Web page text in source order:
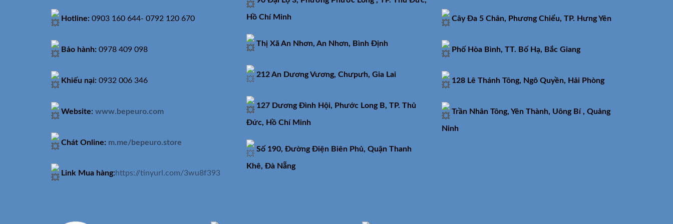
Hotline: 0903 160 644- 0792 120 670
Bảo hành: 0978 409 098
Khiếu nại: 0932 006 346
Website: www.bepeuro.com
Chát Online: m.me/bepeuro.store
Link Mua hàng:https://tinyurl.com/3wu8f393
Hồ Chí Minh
Thị Xã An Nhơn, An Nhơn, Bình Định
212 An Dương Vương, Chưpưh, Gia Lai
127 Dương Đình Hội, Phước Long B, TP. Thủ
Đức, Hồ Chí Minh
Số 190, Đường Điện Biên Phủ, Quận Thanh
Khê, Đà Nẵng
Cây Đa 5 Chân, Phương Chiểu, TP. Hưng Yên
Phố Hòa Bình, TT. Bố Hạ, Bắc Giang
128 Lê Thánh Tông, Ngô Quyền, Hải Phòng
Trần Nhân Tông, Yên Thành, Uông Bí , Quảng
Ninh